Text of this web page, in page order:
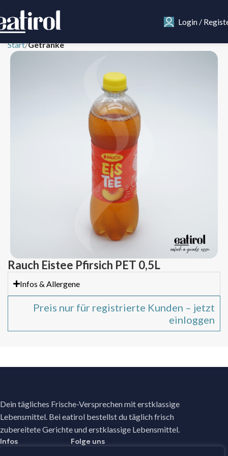
Login /
Start Getränke
Rauch Eistee Pfirsich PET 0,5L
Infos & Allergene
Preis nur für registrierte Kunden – jetzt
einloggen
Dein tägliches Frische-Versprechen mit erstklassige
Lebensmittel. Bei eatirol bestellst du täglich frisch
zubereitete Gerichte und erstklassige Lebensmittel.
Infos Folge uns